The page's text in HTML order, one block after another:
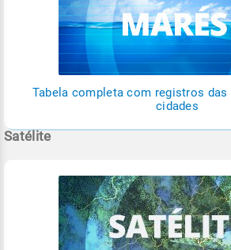
Tabela completa com registros das
cidades
Satélite